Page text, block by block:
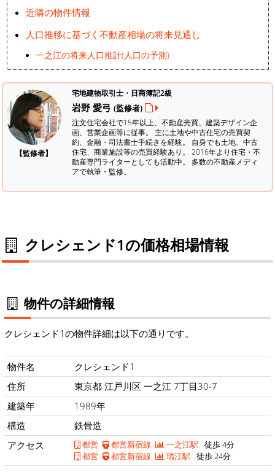
近隣の物件情報
人口推移に基づく不動産相場の将来見通し
一之江の将来人口推計(人口の予測)
【監修者】
宅地建物取引士・日商簿記2級
岩野 愛弓 (監修者)
注文住宅会社で15年以上、不動産売買、建築デザイン企
画、営業企画等に従事。 主に土地や中古住宅の売買契
約、金融・司法書士手続きを経験。 自身でも土地、中古
住宅、商業施設等の売買経験あり。 2016年より住宅・不
動産専門ライターとしても活動中。 多数の不動産メディ
アで執筆・監修。
クレシェンド1の価格相場情報
物件の詳細情報
クレシェンド1の物件詳細は以下の通りです。
物件名
クレシェンド1
住所
東京都 江戸川区 一之江 7丁目30-7
建築年
1989年
構造
鉄骨造
アクセス
都営 都営新宿線 一之江駅 徒歩 4分
都営
都営新宿線 瑞江駅 徒歩 24分